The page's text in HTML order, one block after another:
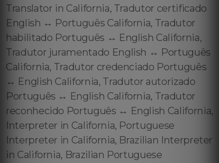
Translator in California, Tradutor certificado
English ↔️ Português California, Tradutor
habilitado Português ↔️ English California,
Tradutor juramentado English ↔️ Português
California, Tradutor credenciado Português
↔️ English California, Tradutor autorizado
Português ↔️ English California, Tradutor
reconhecido Português ↔️ English California,
Interpreter in California, Portuguese
Interpreter in California, Brazilian Interpreter
in California, Brazilian Portuguese